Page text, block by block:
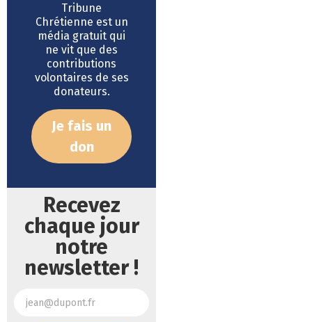
Tribune
Chrétienne est un
média gratuit qui
ne vit que des
contributions
volontaires de ses
donateurs.
Je fais un
don
Recevez
chaque jour
notre
newsletter !